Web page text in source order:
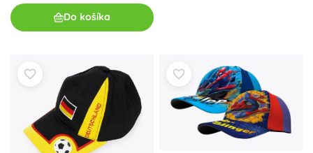
Do košíka